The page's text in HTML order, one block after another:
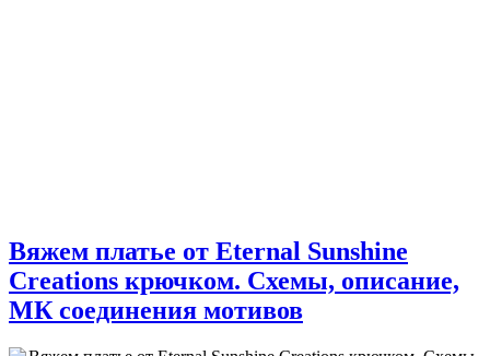
Вяжем платье от Eternal Sunshine
Creations крючком. Схемы, описание,
МК соединения мотивов